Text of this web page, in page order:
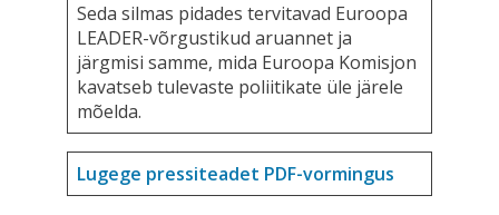
Seda silmas pidades tervitavad Euroopa
LEADER-võrgustikud aruannet ja
järgmisi samme, mida Euroopa Komisjon
kavatseb tulevaste poliitikate üle järele
mõelda.
Lugege pressiteadet PDF-vormingus